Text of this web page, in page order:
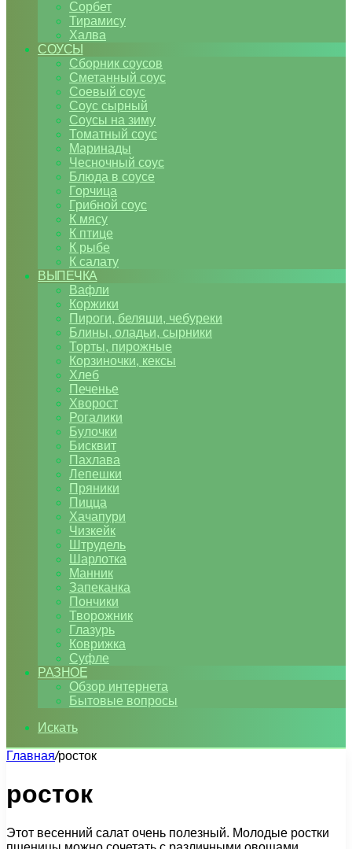
Сорбет
Тирамису
Халва
СОУСЫ
Сборник соусов
Сметанный соус
Соевый соус
Соус сырный
Соусы на зиму
Томатный соус
Маринады
Чесночный соус
Блюда в соусе
Горчица
Грибной соус
К мясу
К птице
К рыбе
К салату
ВЫПЕЧКА
Вафли
Коржики
Пироги, беляши, чебуреки
Блины, оладьи, сырники
Торты, пирожные
Корзиночки, кексы
Хлеб
Печенье
Хворост
Рогалики
Булочки
Бисквит
Пахлава
Лепешки
Пряники
Пицца
Хачапури
Чизкейк
Штрудель
Шарлотка
Манник
Запеканка
Пончики
Творожник
Глазурь
Коврижка
Суфле
РАЗНОЕ
Обзор интернета
Бытовые вопросы
Искать
Главная/росток
росток
Этот весенний салат очень полезный. Молодые ростки